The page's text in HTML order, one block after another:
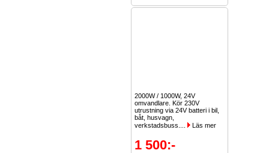
2000W / 1000W, 24V
omvandlare. Kör 230V
utrustning via 24V batteri i bil,
båt, husvagn,
verkstadsbuss....
Läs mer
1 500:-